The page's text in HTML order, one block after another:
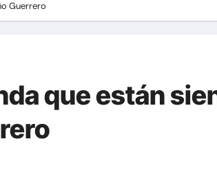
Guerrero
que están